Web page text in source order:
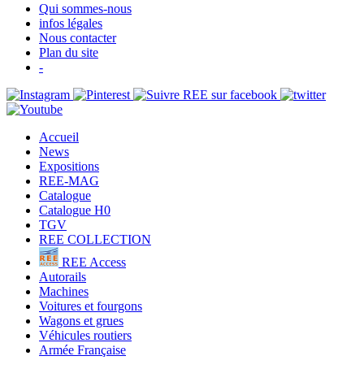
Qui sommes-nous
infos légales
Nous contacter
Plan du site
-
Accueil
News
Expositions
REE-MAG
Catalogue
Catalogue H0
TGV
REE COLLECTION
REE Access
Autorails
Machines
Voitures et fourgons
Wagons et grues
Véhicules routiers
Armée Française